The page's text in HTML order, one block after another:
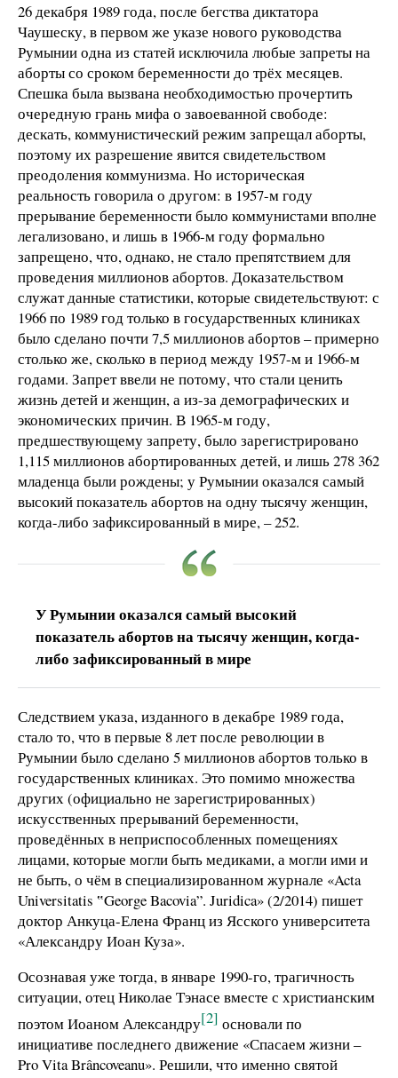
26 декабря 1989 года, после бегства диктатора
Чаушеску, в первом же указе нового руководства
Румынии одна из статей исключила любые запреты на
аборты со сроком беременности до трёх месяцев.
Спешка была вызвана необходимостью прочертить
очередную грань мифа о завоеванной свободе:
дескать, коммунистический режим запрещал аборты,
поэтому их разрешение явится свидетельством
преодоления коммунизма. Но историческая
реальность говорила о другом: в 1957-м году
прерывание беременности было коммунистами вполне
легализовано, и лишь в 1966-м году формально
запрещено, что, однако, не стало препятствием для
проведения миллионов абортов. Доказательством
служат данные статистики, которые свидетельствуют: с
1966 по 1989 год только в государственных клиниках
было сделано почти 7,5 миллионов абортов – примерно
столько же, сколько в период между 1957-м и 1966-м
годами. Запрет ввели не потому, что стали ценить
жизнь детей и женщин, а из-за демографических и
экономических причин. В 1965-м году,
предшествующему запрету, было зарегистрировано
1,115 миллионов абортированных детей, и лишь 278 362
младенца были рождены; у Румынии оказался самый
высокий показатель абортов на одну тысячу женщин,
когда-либо зафиксированный в мире, – 252.
У Румынии оказался самый высокий
показатель абортов на тысячу женщин, когда-
либо зафиксированный в мире
Следствием указа, изданного в декабре 1989 года,
стало то, что в первые 8 лет после революции в
Румынии было сделано 5 миллионов абортов только в
государственных клиниках. Это помимо множества
других (официально не зарегистрированных)
искусственных прерываний беременности,
проведённых в неприспособленных помещениях
лицами, которые могли быть медиками, а могли ими и
не быть, о чём в специализированном журнале «Acta
Universitatis ‟George Bacovia”. Juridica» (2/2014) пишет
доктор Анкуца-Елена Франц из Ясского университета
«Александру Иоан Куза».
Осознавая уже тогда, в январе 1990-го, трагичность
ситуации, отец Николае Тэнасе вместе с христианским
поэтом Иоаном Александру[2] основали по
инициативе последнего движение «Спасаем жизни –
Pro Vita Brâncoveanu». Решили, что именно святой